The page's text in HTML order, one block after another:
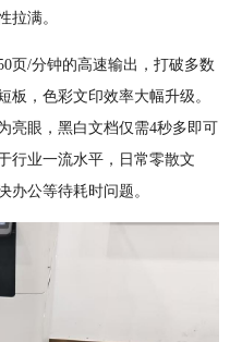
拉满。
页/分钟的高速输出，打破多数
板，色彩文印效率大幅升级。
亮眼，黑白文档仅需4秒多即可
行业一流水平，日常零散文
办公等待耗时问题。